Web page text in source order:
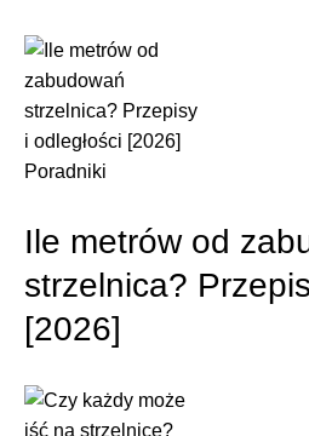
Poradniki
Ile metrów od
strzelnica?
[2026]